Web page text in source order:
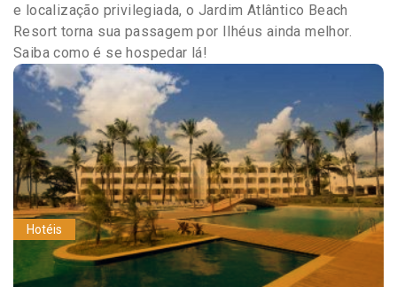
e localização privilegiada, o Jardim Atlântico Beach
Resort torna sua passagem por Ilhéus ainda melhor.
Saiba como é se hospedar lá!
Hotéis